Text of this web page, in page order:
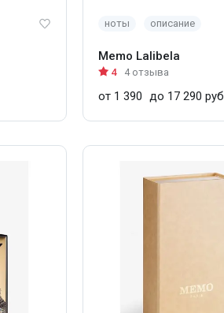
ноты описание
Memo Lalibela
4 4 отзыва
от 1 390 до 17 290 руб